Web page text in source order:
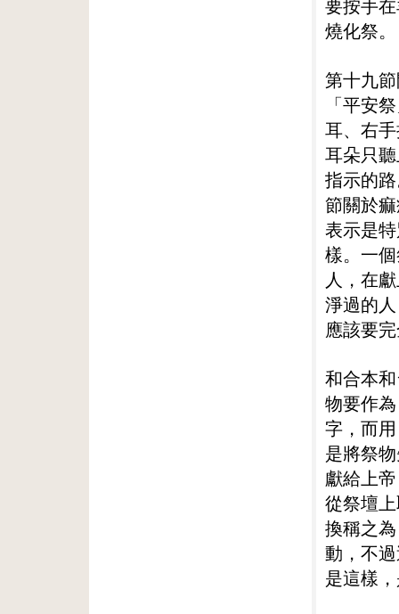
要按手
燒化祭。
第十九
「平安
耳、右
耳朵只
指示的
節關於
表示是
樣。一
人，在
淨過的
應該要
和合本
物要作
字，而
是將祭
獻給上
從祭壇
換稱之
動，不
是這樣